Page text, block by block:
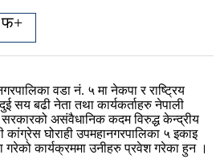
फ+
वडा नं. ५ मा नेकपा र राष्ट्रिय
दुई सय बढी नेता तथा कार्यकर्ताहरु नेपाली
असंवैधानिक कदम विरुद्ध केन्द्रीय
कांग्रेस घोराही उपमहानगरपालिका ५ इकाइ
गरेको कार्यक्रममा उनीहरु प्रवेश गरेका हुन ।